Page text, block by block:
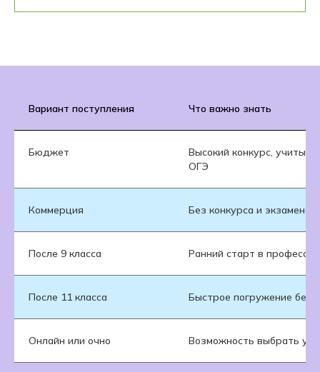
Вариант поступления Что важно знать
Бюджет
Высокий конкурс,
ОГЭ
Коммерция Без конкурса и
После 9 класса Ранний старт в
После 11 класса Быстрое погружение без
Онлайн или очно Возможность выбрать